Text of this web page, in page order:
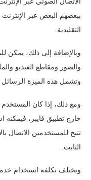
ببعضهم البعض عبر
التقليدية.
وبالإضافة إلى ذلك، يمكن
والصور ومقاطع الفيديو
وتشمل هذه الميزة الرسائل
ومع ذلك، إذا كان
تتيح للمستخدمين الاتصال
الثابت.
وتختلف تكلفة استخدام